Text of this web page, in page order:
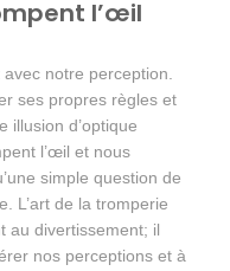
l’œil
notre perception.
ses propres règles et
illusion d’optique
l’œil et nous
simple question de
L’art de la tromperie
au divertissement; il
nos perceptions et à